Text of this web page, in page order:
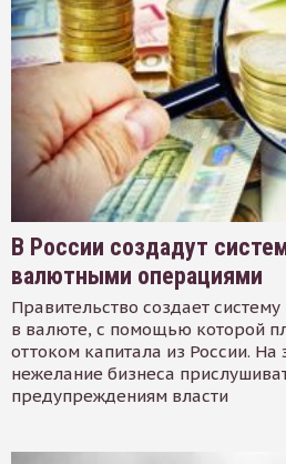
В России создадут
валютными операциями
Правительство создает
в валюте, с помощью которой
оттоком капитала из России. На
нежелание бизнеса
предупреждениям власти